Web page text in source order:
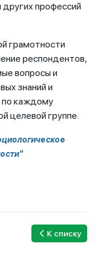
профессий
грамотности
респондентов,
вопросы и
знаний и
по каждому
целевой группе.
К списку